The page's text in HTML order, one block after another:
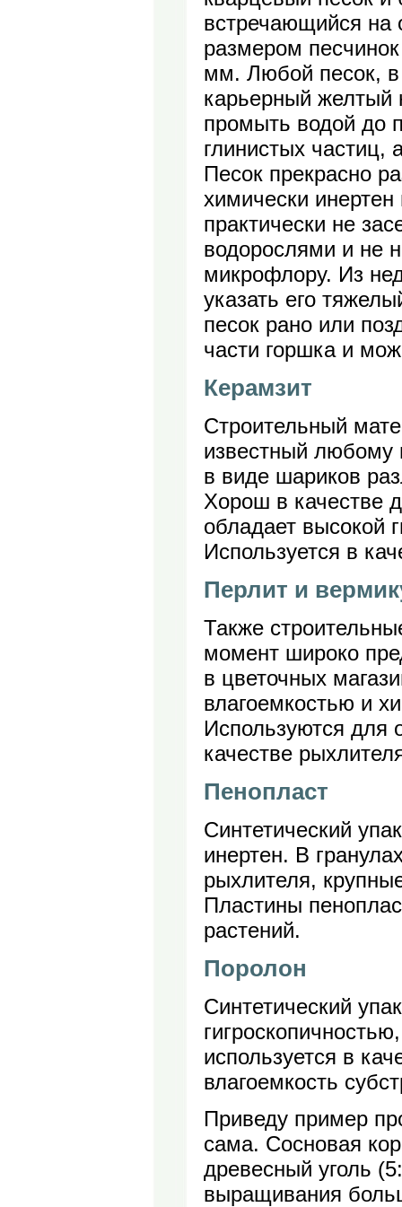
встречающийся на
размером
мм. Любой песок, в
карьерный желтый
промыть водой до
глинистых частиц,
Песок прекрасно
химически
практически не
водорослями и не
микрофлору. Из
указать его
песок рано или
части горшка и
Керамзит
Строительный
известный любому
в виде шариков
Хорош в качестве
обладает высокой
Используется в
Перлит и
Также
момент широко
в цветочных
влагоемкостью и
Используются для
качестве
Пенопласт
Синтетический
инертен. В
рыхлителя,
Пластины
растений.
Поролон
Синтетический
гигроскопичностью,
используется в
влагоемкость
Приведу пример
сама. Сосновая
древесный уголь
выращивания